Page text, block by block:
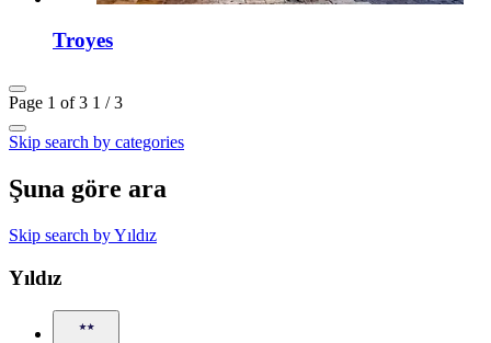
Troyes
Page 1 of 3 1 / 3
Skip search by categories
Şuna göre ara
Skip search by Yıldız
Yıldız